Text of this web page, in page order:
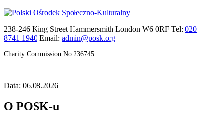
238-246 King Street Hammersmith London W6 0RF Tel: 020
8741 1940 Email: admin@posk.org
Charity Commission No.236745
Data: 06.08.2026
O POSK-u